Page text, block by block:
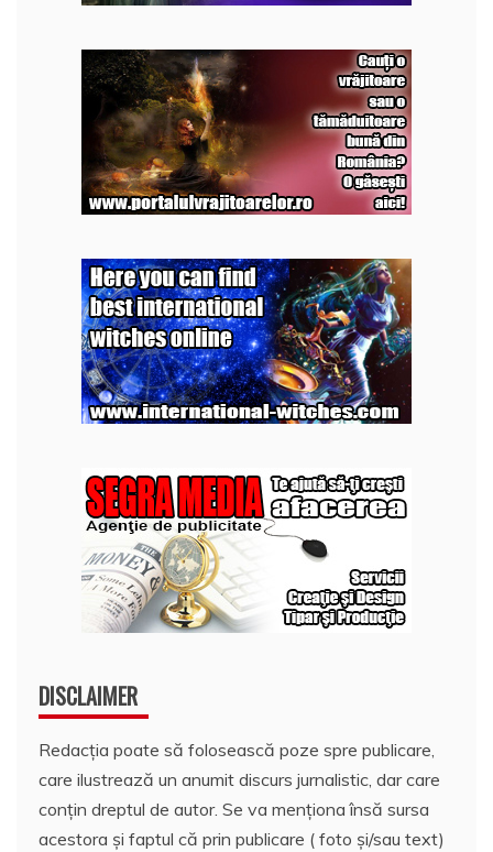
DISCLAIMER
Redacția poate să folosească poze spre publicare,
care ilustrează un anumit discurs jurnalistic, dar care
conțin dreptul de autor. Se va menționa însă sursa
acestora și faptul că prin publicare ( foto și/sau text)